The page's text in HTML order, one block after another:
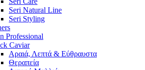
Seri Natural Line
Seri Styling
Professional
Caviar
Αραιά, Λεπτά & Εύθραυστα
Θεραπεία